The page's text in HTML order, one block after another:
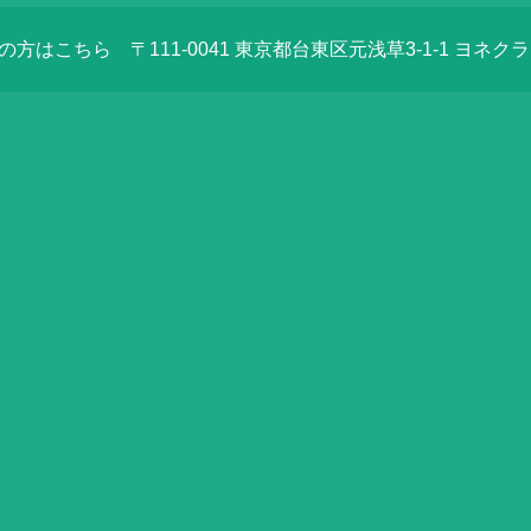
方はこちら 〒111-0041 東京都台東区元浅草3-1-1 ヨネク